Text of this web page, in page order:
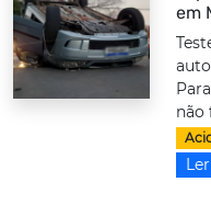
em
não